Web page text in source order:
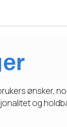
ønsker,
og